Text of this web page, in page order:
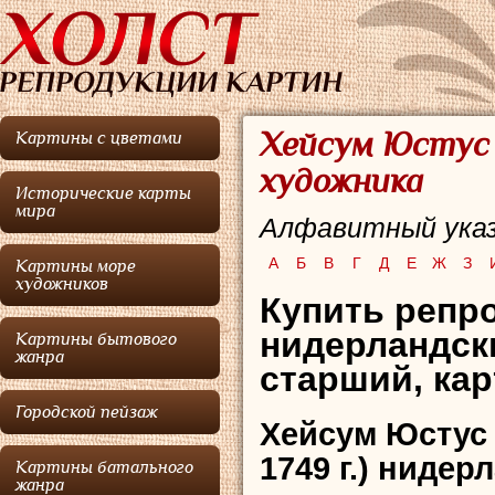
Картины с цветами
Исторические карты
мира
Картины море
художников
Картины бытового
жанра
Городской пейзаж
Картины батального
жанра
Хейсум
художника
Алфавитный
А Б В Г Д Е Ж З
Купить
старший,
Хейсум Юстус
1749 г.)